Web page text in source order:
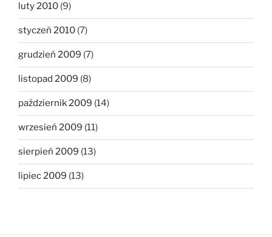
luty 2010 (9)
styczeń 2010 (7)
grudzień 2009 (7)
listopad 2009 (8)
październik 2009 (14)
wrzesień 2009 (11)
sierpień 2009 (13)
lipiec 2009 (13)